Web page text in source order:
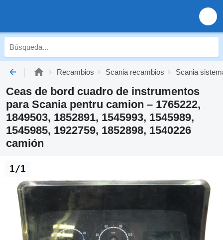
Recambios Scania recambios Scania
Ceas de bord cuadro de instrumentos
para Scania pentru camion – 1765222,
1849503, 1852891, 1545993, 1545989,
1545985, 1922759, 1852898, 1540226
camión
1/1